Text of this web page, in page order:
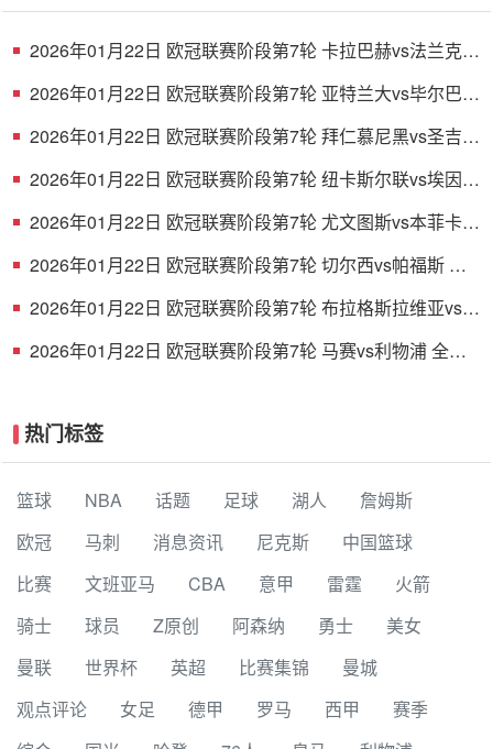
2026年01月22日 欧冠联赛阶段第7轮 卡拉巴赫vs法兰克福
2026年01月22日 欧冠联赛阶段第7轮 亚特兰大vs毕尔巴鄂
2026年01月22日 欧冠联赛阶段第7轮 拜仁慕尼黑vs圣吉罗
2026年01月22日 欧冠联赛阶段第7轮 纽卡斯尔联vs埃因霍
2026年01月22日 欧冠联赛阶段第7轮 尤文图斯vs本菲卡
2026年01月22日 欧冠联赛阶段第7轮 切尔西vs帕福斯 全
2026年01月22日 欧冠联赛阶段第7轮 布拉格斯拉维亚vs巴
2026年01月22日 欧冠联赛阶段第7轮 马赛vs利物浦 全场
热门标签
篮球 NBA 话题 足球 湖人
詹姆斯
欧冠
马刺 消息资讯 尼克斯
中国篮球
比赛
文班亚马 CBA 意甲 雷霆
火箭
骑士
球员 Z原创 阿森纳 勇士
美女
曼联
世界杯 英超 比赛集锦
曼城
观点评论
女足 德甲 罗马 西甲
赛季